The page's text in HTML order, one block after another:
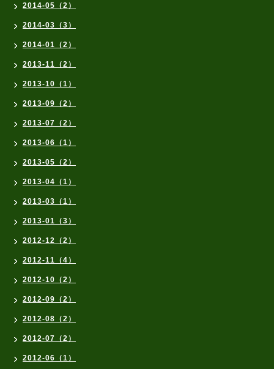
2014-05（2）
2014-03（3）
2014-01（2）
2013-11（2）
2013-10（1）
2013-09（2）
2013-07（2）
2013-06（1）
2013-05（2）
2013-04（1）
2013-03（1）
2013-01（3）
2012-12（2）
2012-11（4）
2012-10（2）
2012-09（2）
2012-08（2）
2012-07（2）
2012-06（1）